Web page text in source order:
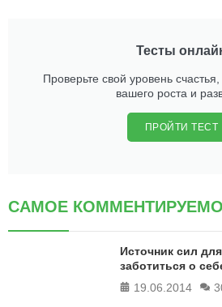
Тесты
Проверьте свой уровень
вашего роста и
ПРОЙТИ ТЕСТ
САМОЕ
Источник сил
заботиться о
19.06.2014